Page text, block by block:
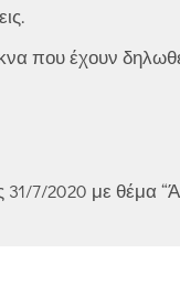
που έχουν
7/2020 με θέμα